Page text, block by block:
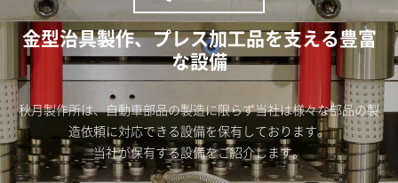
金型治具製作、プレス加工品を支える豊富
な設備
秋月製作所は、自動車部品の製造に限らず当社は様々な部品の製
造依頼に対応できる設備を保有しております。
当社が保有する設備をご紹介します。